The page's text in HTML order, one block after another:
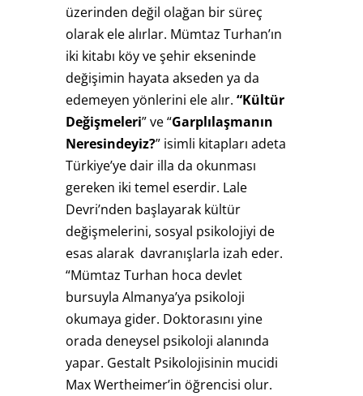
üzerinden değil olağan bir süreç
olarak ele alırlar. Mümtaz Turhan’ın
iki kitabı köy ve şehir ekseninde
değişimin hayata akseden ya da
edemeyen yönlerini ele alır. “Kültür
Değişmeleri” ve “Garplılaşmanın
Neresindeyiz?” isimli kitapları adeta
Türkiye’ye dair illa da okunması
gereken iki temel eserdir. Lale
Devri’nden başlayarak kültür
değişmelerini, sosyal psikolojiyi de
esas alarak davranışlarla izah eder.
“Mümtaz Turhan hoca devlet
bursuyla Almanya’ya psikoloji
okumaya gider. Doktorasını yine
orada deneysel psikoloji alanında
yapar. Gestalt Psikolojisinin mucidi
Max Wertheimer’in öğrencisi olur.